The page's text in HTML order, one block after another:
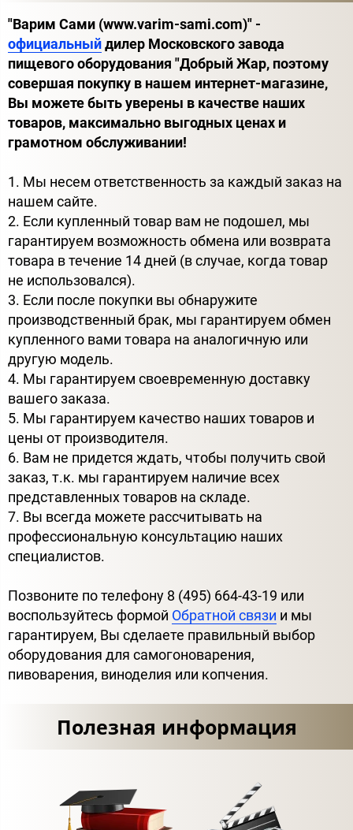
"Варим Сами (www.varim-sami.com)" -
официальныйдилер Московского завода
пищевого оборудования "Добрый Жар, поэтому
совершая покупку в нашем интернет-магазине,
Вы можете быть уверены в качестве наших
товаров, максимально выгодных ценах и
грамотном обслуживании!
1. Мы несем ответственность за каждый заказ на
нашем сайте.
2. Если купленный товар вам не подошел, мы
гарантируем возможность обмена или возврата
товара в течение 14 дней (в случае, когда товар
не использовался).
3. Если после покупки вы обнаружите
производственный брак, мы гарантируем обмен
купленного вами товара на аналогичную или
другую модель.
4. Мы гарантируем своевременную доставку
вашего заказа.
5. Мы гарантируем качество наших товаров и
цены от производителя.
6. Вам не придется ждать, чтобы получить свой
заказ, т.к. мы гарантируем наличие всех
представленных товаров на складе.
7. Вы всегда можете рассчитывать на
профессиональную консультацию наших
специалистов.
Позвоните по телефону 8 (495) 664-43-19 или
воспользуйтесь формой Обратной связи и мы
гарантируем, Вы сделаете правильный выбор
оборудования для самогоноварения,
пивоварения, виноделия или копчения.
Полезная информация